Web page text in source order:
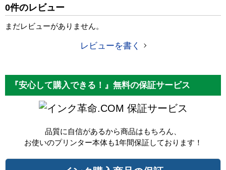
カラー フォトマゼンタ
製品タイプ 互換インク
0件のレビュー
まだレビューがありません。
レビューを書く
『安心して購入できる！』無料の保証サービス
保証サービス
品質に自信があるから商品はもちろん、
お使いのプリンター本体も1年間保証しております！